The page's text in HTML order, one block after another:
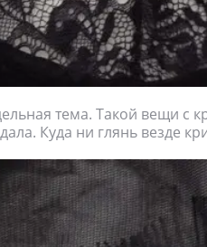
тема. Такой вещи с
Куда ни глянь везде